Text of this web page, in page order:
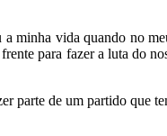
a minha vida quando no
para fazer a luta do
parte de um partido que